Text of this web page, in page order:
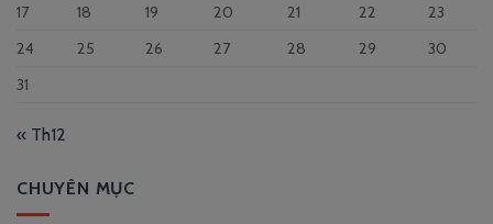
17
18 19 20 21 22
23
24
25 26 27 28 29
30
31
« Th12
CHUYÊN MỤC